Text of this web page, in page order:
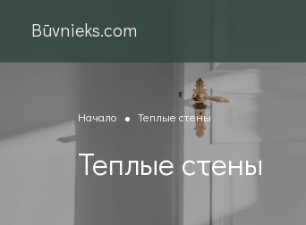
Būvnieks.com
Начало Теплые стены
Теплые стены